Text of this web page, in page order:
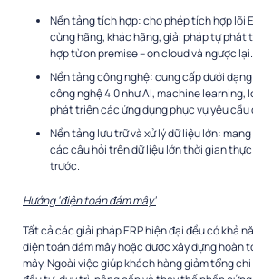
Nền tảng tích hợp: cho phép tích hợp lõi
cùng hãng, khác hãng, giải pháp tự phát
hợp từ on premise – on cloud và ngược lại.
Nền tảng công nghệ: cung cấp dưới
công nghệ 4.0 như AI, machine learning,
phát triển các ứng dụng phục vụ yêu cầu
Nền tảng lưu trữ và xử lý dữ liệu lớn:
các câu hỏi trên dữ liệu lớn thời gian
trước.
Hướng‘điện toán đám mây’
Tất cả các giải pháp ERP hiện đại đều có khả
điện toán đám mây hoặc được xây dựng hoàn
mây. Ngoài việc giúp khách hàng giảm tổng